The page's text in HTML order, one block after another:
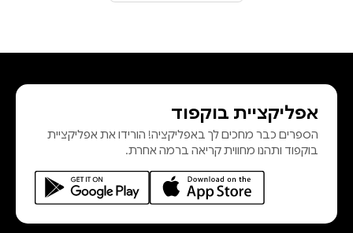
אפליקציית בוקפוד
הספרים כבר מחכים לך באפליקציה! הורידו את אפליקציית
בוקפוד ותהנו מחווית קריאה ברמה אחרת.